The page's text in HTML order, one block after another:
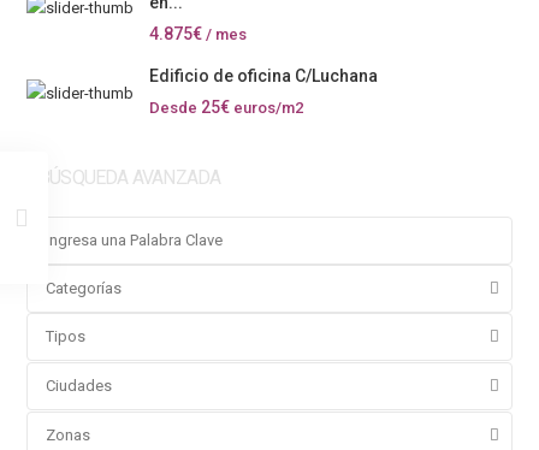
4.875€ / mes
Edificio de oficina C/Luchana
Desde 25€ euros/m2
BÚSQUEDA AVANZADA
Categorías
Tipos
Ciudades
Zonas